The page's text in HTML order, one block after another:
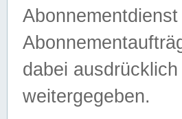
dabei
weitergegeben.